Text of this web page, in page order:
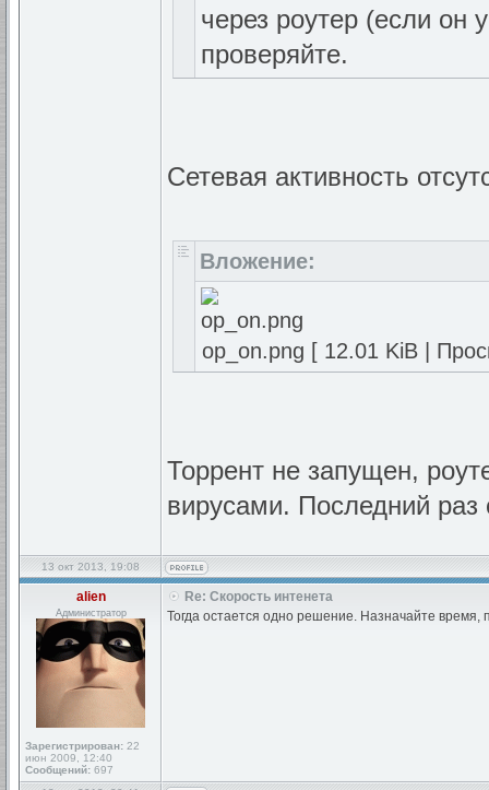
через роутер (если он
проверяйте.
Сетевая активность
Вложение:
op_on.png [ 12.01 KiB |
Торрент не запущен,
вирусами. Последний раз
13 окт 2013, 19:08
alien
Администратор
Зарегистрирован: 22
июн 2009, 12:40
Сообщений: 697
Re: Скорость интенета
Тогда остается одно решение. Назначайте